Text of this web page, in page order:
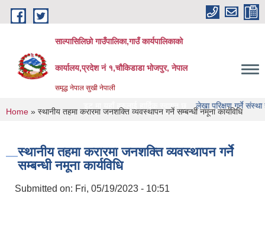
Skip to main content
साल्पासिलिछो गाउँपालिका,गाउँ कार्यपालिकाको
कार्यालय,प्रदेश नं १,चौकिडाडा भोजपुर, नेपाल
समृद्ध नेपाल सुखी नेपाली
को वेभसाइट मा यहाँ हरुलाई हार्दिक स्वागत छ लेखा परिक्षण गर्ने संस्था हरु को
You are here
Home » स्थानीय तहमा करारमा जनशक्ति व्यवस्थापन गर्ने सम्बन्धी नमूना कार्यविधि
स्थानीय तहमा करारमा जनशक्ति व्यवस्थापन गर्ने
सम्बन्धी नमूना कार्यविधि
Submitted on: Fri, 05/19/2023 - 10:51